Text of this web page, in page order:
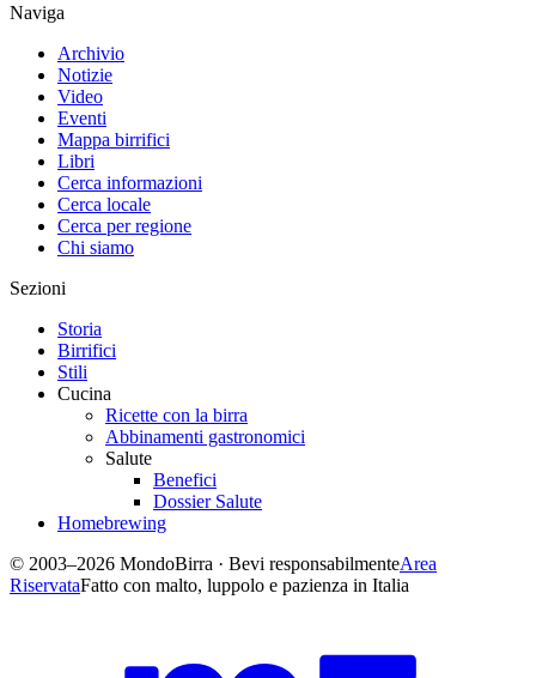
Naviga
Archivio
Notizie
Video
Eventi
Mappa birrifici
Libri
Cerca informazioni
Cerca locale
Cerca per regione
Chi siamo
Sezioni
Storia
Birrifici
Stili
Cucina
Ricette con la birra
Abbinamenti gastronomici
Salute
Benefici
Dossier Salute
Homebrewing
© 2003–2026 MondoBirra · Bevi responsabilmenteArea
RiservataFatto con malto, luppolo e pazienza in Italia